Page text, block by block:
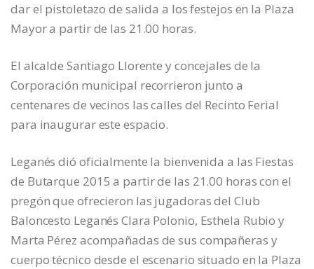
dar el pistoletazo de salida a los festejos en la Plaza
Mayor a partir de las 21.00 horas.
El alcalde Santiago Llorente y concejales de la
Corporación municipal recorrieron junto a
centenares de vecinos las calles del Recinto Ferial
para inaugurar este espacio.
Leganés dió oficialmente la bienvenida a las Fiestas
de Butarque 2015 a partir de las 21.00 horas con el
pregón que ofrecieron las jugadoras del Club
Baloncesto Leganés Clara Polonio, Esthela Rubio y
Marta Pérez acompañadas de sus compañeras y
cuerpo técnico desde el escenario situado en la Plaza